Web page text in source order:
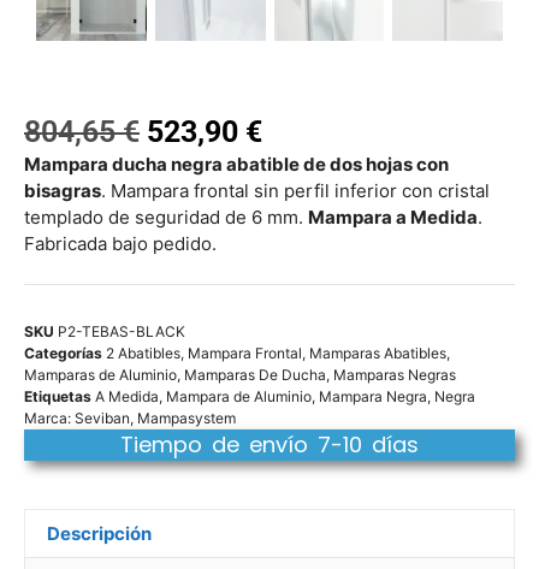
804,65€ 523,90 €
Mampara ducha negra abatible de dos hojas con
bisagras. Mampara frontal sin perfil inferior con cristal
templado de seguridad de 6 mm. Mampara a Medida.
Fabricada bajo pedido.
SKU P2-TEBAS-BLACK
Categorías 2 Abatibles, Mampara Frontal, Mamparas Abatibles,
Mamparas de Aluminio, Mamparas De Ducha, Mamparas Negras
Etiquetas A Medida, Mampara de Aluminio, Mampara Negra, Negra
Marca: Seviban, Mampasystem
Tiempo de envío 7-10 días
Descripción